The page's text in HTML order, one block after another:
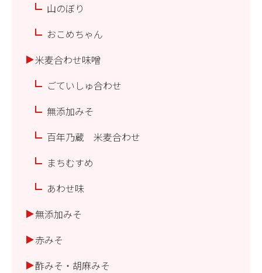
山のぼり
おこめちゃん
米麦合わせ味噌
ごていしゅ合わせ
無添加みそ
百年乃蔵 米麦合わせ
まちむすめ
あわせ味
無添加みそ
赤みそ
酢みそ・胡麻みそ